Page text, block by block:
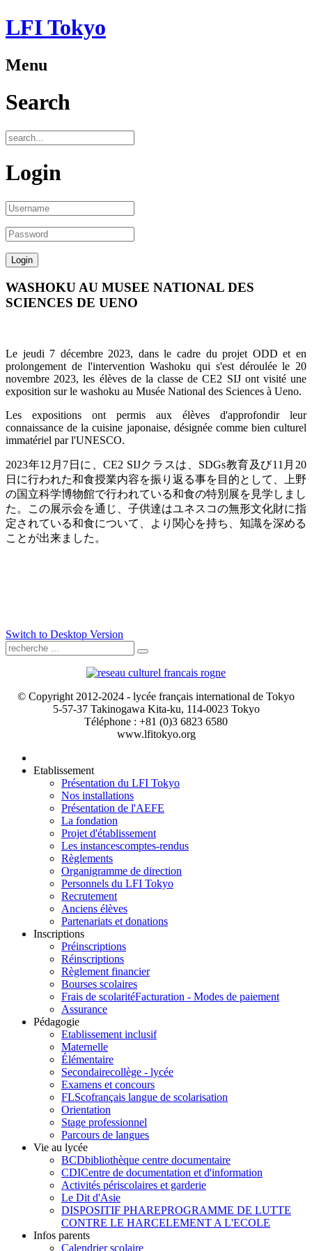
LFI Tokyo
Menu
Search
Login
WASHOKU AU MUSEE NATIONAL DES
SCIENCES DE UENO
Le jeudi 7 décembre 2023, dans le cadre du projet ODD et en
prolongement de l'intervention Washoku qui s'est déroulée le 20
novembre 2023, les élèves de la classe de CE2 SIJ ont visité une
exposition sur le washoku au Musée National des Sciences à Ueno.
Les expositions ont permis aux élèves d'approfondir leur
connaissance de la cuisine japonaise, désignée comme bien culturel
immatériel par l'UNESCO.
2023年12 月 7 日に、CE2 SIJクラスは、 SDGs教育及び11 月 20
日に行われた和食授業内容を振り返る事を目的として、上野
の国立科学博物館で行われている和食の特別展を見学しまし
た。この展示会を通じ、子供達はユネスコの無形文化財に指
定されている和食について、より関心を持ち、知識を深める
ことが出来ました。
Switch to Desktop Version
© Copyright 2012-2024 - lycée français international de Tokyo
5-57-37 Takinogawa Kita-ku, 114-0023 Tokyo
Téléphone : +81 (0)3 6823 6580
www.lfitokyo.org
Etablissement
Présentation du LFI Tokyo
Nos installations
Présentation de l'AEFE
La fondation
Projet d'établissement
Les instancescomptes-rendus
Règlements
Organigramme de direction
Personnels du LFI Tokyo
Recrutement
Anciens élèves
Partenariats et donations
Inscriptions
Préinscriptions
Réinscriptions
Règlement financier
Bourses scolaires
Frais de scolaritéFacturation - Modes de paiement
Assurance
Pédagogie
Etablissement inclusif
Maternelle
Élémentaire
Secondairecollège - lycée
Examens et concours
FLScofrançais langue de scolarisation
Orientation
Stage professionnel
Parcours de langues
Vie au lycée
BCDbibliothèque centre documentaire
CDICentre de documentation et d'information
Activités périscolaires et garderie
Le Dit d'Asie
DISPOSITIF PHAREPROGRAMME DE LUTTE
CONTRE LE HARCELEMENT A L'ECOLE
Infos parents
Calendrier scolaire